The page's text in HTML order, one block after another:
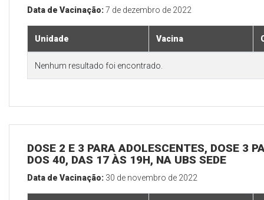
Data de Vacinação:7 de dezembro de 2022
Unidade Vacina
Nenhum resultado foi encontrado.
DOSE 2 E 3 PARA ADOLESCENTES, DOSE 3
DOS 40, DAS 17 ÀS 19H, NA UBS SEDE
Data de Vacinação: 30 de novembro de 2022